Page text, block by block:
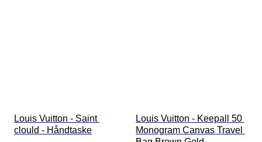
Louis Vuitton - Saint
clould - Håndtaske
Louis Vuitton - Keepall 50
Monogram Canvas Travel